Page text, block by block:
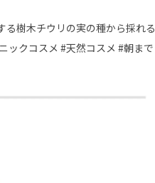
樹木チウリの実の種から採れる
ックコスメ #天然コスメ #朝まで